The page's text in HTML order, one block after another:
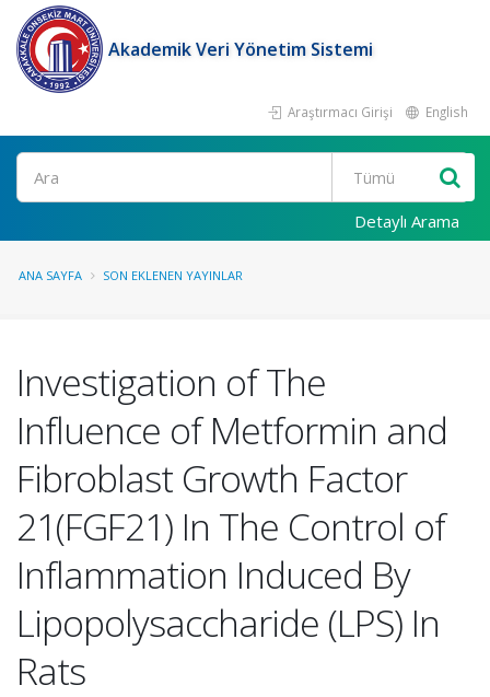
Akademik Veri Yönetim Sistemi
Araştırmacı Girişi English
Ara
Detaylı Arama
ANA SAYFA SON EKLENEN YAYINLAR
Investigation of The
Influence of Metformin and
Fibroblast Growth Factor
21(FGF21) In The Control of
Inflammation Induced By
Lipopolysaccharide (LPS) In
Rats